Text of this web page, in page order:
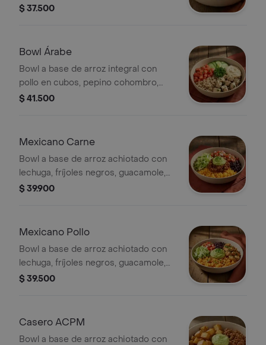
guacamole, madurito y un toque de
$ 37.500
Bowl Árabe
Bowl a base de arroz integral con
pollo en cubos, pepino cohombro,
tomate, hummus de garbanzos y un
$ 41.500
Mexicano Carne
Bowl a base de arroz achiotado con
lechuga, fríjoles negros, guacamole,
carne molida y pico de gallo.
$ 39.900
Mexicano Pollo
Bowl a base de arroz achiotado con
lechuga, fríjoles negros, guacamole,
pollo a las hierbas y pico de gallo.
$ 39.500
Casero ACPM
Bowl a base de arroz achiotado con